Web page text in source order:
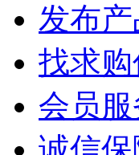
发布产
找求购
会员服